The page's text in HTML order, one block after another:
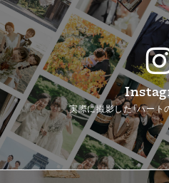
実際に撮影した「ハート